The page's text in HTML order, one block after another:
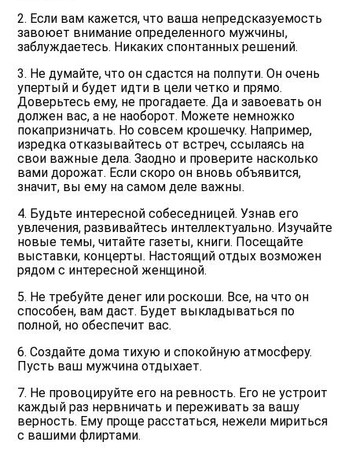
2. Если вам кажется, что ваша непредсказуемость
завоюет внимание определенного мужчины,
заблуждаетесь. Никаких спонтанных решений.
3. Не думайте, что он сдастся на полпути. Он очень
упертый и будет идти в цели четко и прямо.
Доверьтесь ему, не прогадаете. Да и завоевать он
должен вас, а не наоборот. Можете немножко
покапризничать. Но совсем крошечку. Например,
изредка отказывайтесь от встреч, ссылаясь на
свои важные дела. Заодно и проверите насколько
вами дорожат. Если скоро он вновь объявится,
значит, вы ему на самом деле важны.
4. Будьте интересной собеседницей. Узнав его
увлечения, развивайтесь интеллектуально. Изучайте
новые темы, читайте газеты, книги. Посещайте
выставки, концерты. Настоящий отдых возможен
рядом с интересной женщиной.
5. Не требуйте денег или роскоши. Все, на что он
способен, вам даст. Будет выкладываться по
полной, но обеспечит вас.
6. Создайте дома тихую и спокойную атмосферу.
Пусть ваш мужчина отдыхает.
7. Не провоцируйте его на ревность. Его не устроит
каждый раз нервничать и переживать за вашу
верность. Ему проще расстаться, нежели мириться
с вашими флиртами.